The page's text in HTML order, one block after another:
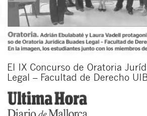
El IX Concurso de Oratoria
Legal – Facultad de Derecho